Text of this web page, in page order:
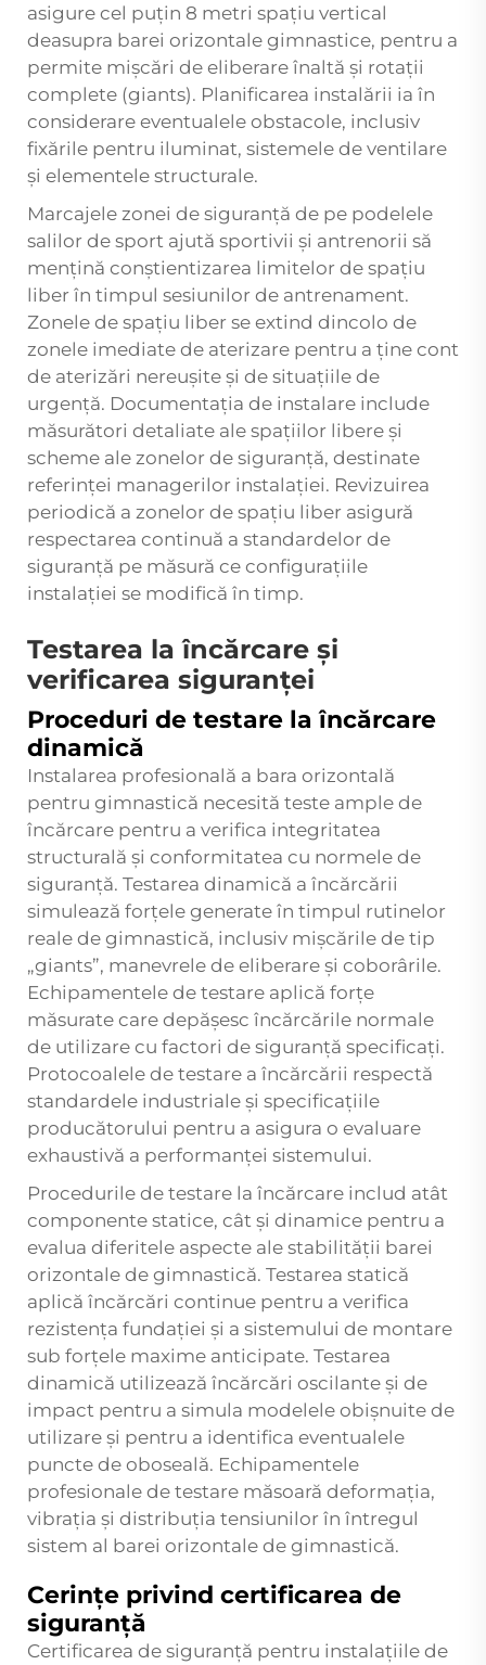
asigure cel puțin 8 metri spațiu vertical
deasupra barei orizontale gimnastice, pentru a
permite mișcări de eliberare înaltă și rotații
complete (giants). Planificarea instalării ia în
considerare eventualele obstacole, inclusiv
fixările pentru iluminat, sistemele de ventilare
și elementele structurale.
Marcajele zonei de siguranță de pe podelele
salilor de sport ajută sportivii și antrenorii să
mențină conștientizarea limitelor de spațiu
liber în timpul sesiunilor de antrenament.
Zonele de spațiu liber se extind dincolo de
zonele imediate de aterizare pentru a ține cont
de aterizări nereușite și de situațiile de
urgență. Documentația de instalare include
măsurători detaliate ale spațiilor libere și
scheme ale zonelor de siguranță, destinate
referinței managerilor instalației. Revizuirea
periodică a zonelor de spațiu liber asigură
respectarea continuă a standardelor de
siguranță pe măsură ce configurațiile
instalației se modifică în timp.
Testarea la încărcare și
verificarea siguranței
Proceduri de testare la încărcare
dinamică
Instalarea profesională a bara orizontală
pentru gimnastică necesită teste ample de
încărcare pentru a verifica integritatea
structurală și conformitatea cu normele de
siguranță. Testarea dinamică a încărcării
simulează forțele generate în timpul rutinelor
reale de gimnastică, inclusiv mișcările de tip
„giants”, manevrele de eliberare și coborârile.
Echipamentele de testare aplică forțe
măsurate care depășesc încărcările normale
de utilizare cu factori de siguranță specificați.
Protocoalele de testare a încărcării respectă
standardele industriale și specificațiile
producătorului pentru a asigura o evaluare
exhaustivă a performanței sistemului.
Procedurile de testare la încărcare includ atât
componente statice, cât și dinamice pentru a
evalua diferitele aspecte ale stabilității barei
orizontale de gimnastică. Testarea statică
aplică încărcări continue pentru a verifica
rezistența fundației și a sistemului de montare
sub forțele maxime anticipate. Testarea
dinamică utilizează încărcări oscilante și de
impact pentru a simula modelele obișnuite de
utilizare și pentru a identifica eventualele
puncte de oboseală. Echipamentele
profesionale de testare măsoară deformația,
vibrația și distribuția tensiunilor în întregul
sistem al barei orizontale de gimnastică.
Cerințe privind certificarea de
siguranță
Certificarea de siguranță pentru instalațiile de